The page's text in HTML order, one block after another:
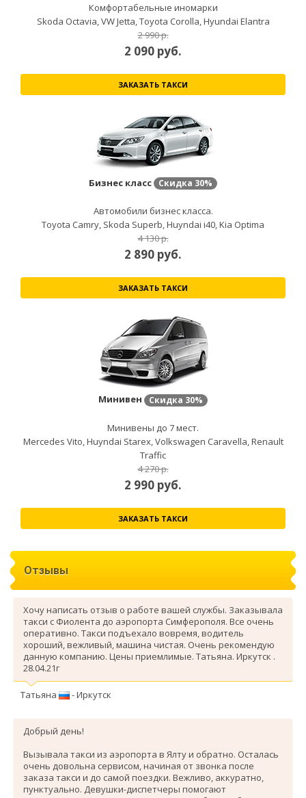
Комфортабельные иномарки
Skoda Octavia, VW Jetta, Toyota Corolla, Hyundai Elantra
2 990 р.
2 090 руб.
ЗАКАЗАТЬ ТАКСИ
Бизнес класс Скидка 30%
Автомобили бизнес класса.
Toyota Camry, Skoda Superb, Huyndai i40, Kia Optima
4 130 р.
2 890 руб.
ЗАКАЗАТЬ ТАКСИ
Минивен Скидка 30%
Минивены до 7 мест.
Mercedes Vito, Huyndai Starex, Volkswagen Caravella, Renault
Traffic
4 270 р.
2 990 руб.
ЗАКАЗАТЬ ТАКСИ
Отзывы
Хочу написать отзыв о работе вашей службы. Заказывала
такси с Фиолента до аэропорта Симферополя. Все очень
оперативно. Такси подъехало вовремя, водитель
хороший, вежливый, машина чистая. Очень рекомендую
данную компанию. Цены приемлимые. Татьяна. Иркутск .
28.04.21г
Татьяна - Иркутск
Добрый день!
Вызывала такси из аэропорта в Ялту и обратно. Осталась
очень довольна сервисом, начиная от звонка после
заказа такси и до самой поездки. Вежливо, аккуратно,
пунктуально. Девушки-диспетчеры помогают